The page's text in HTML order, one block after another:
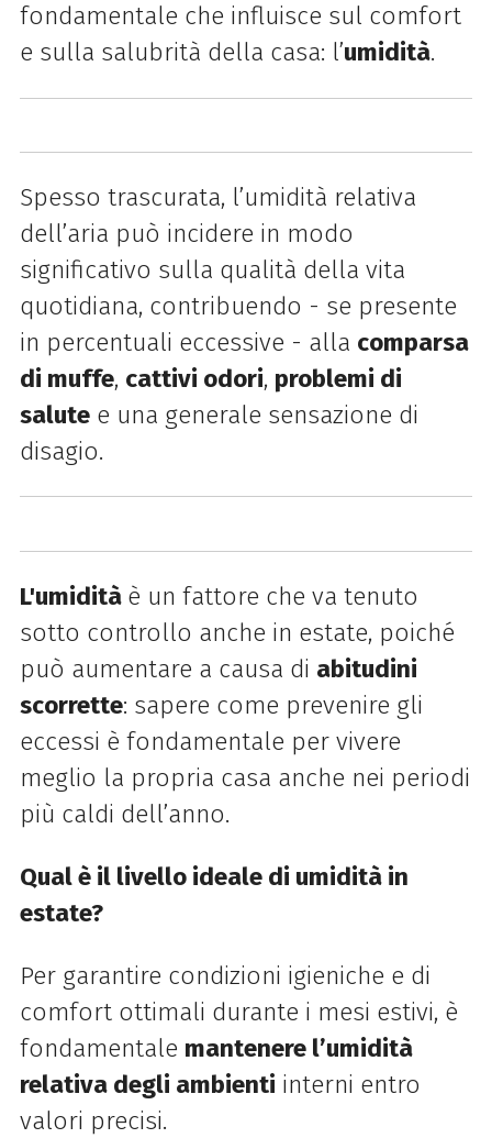
fondamentale che influisce sul comfort
e sulla salubrità della casa: l’umidità.
Spesso trascurata, l’umidità relativa
dell’aria può incidere in modo
significativo sulla qualità della vita
quotidiana, contribuendo - se presente
in percentuali eccessive - alla comparsa
di muffe, cattivi odori, problemi di
salutee una generale sensazione di
disagio.
L'umidità è un fattore che va tenuto
sotto controllo anche in estate, poiché
può aumentare a causa di abitudini
scorrette: sapere come prevenire gli
eccessi è fondamentale per vivere
meglio la propria casa anche nei periodi
più caldi dell’anno.
Qual è il livello ideale di umidità in
estate?
Per garantire condizioni igieniche e di
comfort ottimali durante i mesi estivi, è
fondamentale mantenere l’umidità
relativa degli ambienti interni entro
valori precisi.